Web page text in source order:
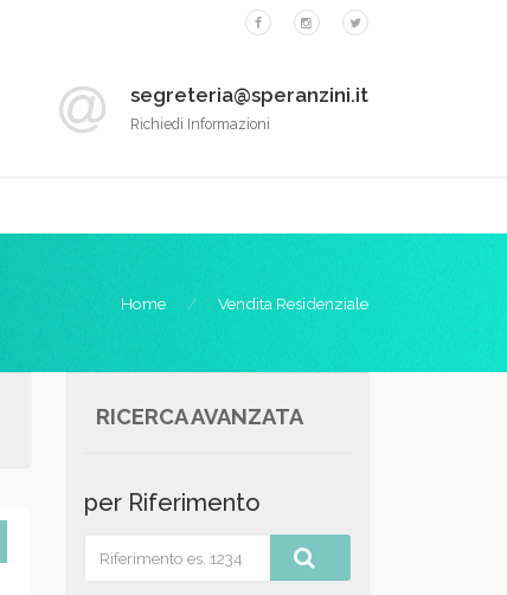
segreteria@speranzini.it
Richiedi Informazioni
Home Vendita Residenziale
RICERCA AVANZATA
per Riferimento